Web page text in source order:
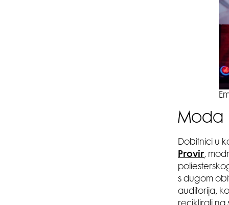
Moda
Dobitnici u
Provir,
s dugom
auditorija,